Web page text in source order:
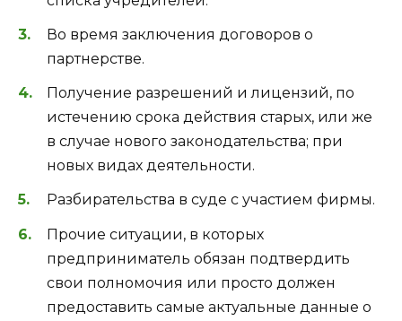
Во время заключения договоров о
партнерстве.
Получение разрешений и лицензий, по
истечению срока действия старых, или же
в случае нового законодательства; при
новых видах деятельности.
Разбирательства в суде с участием фирмы.
Прочие ситуации, в которых
предприниматель обязан подтвердить
свои полномочия или просто должен
предоставить самые актуальные данные о